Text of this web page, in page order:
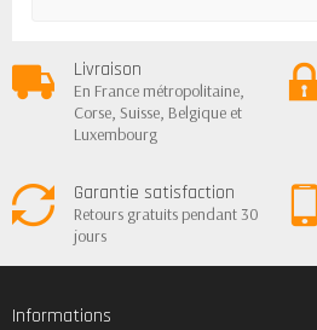
Livraison
En France métropolitaine,
Corse, Suisse, Belgique et
Luxembourg
Garantie satisfaction
Retours gratuits pendant 30
jours
Informations